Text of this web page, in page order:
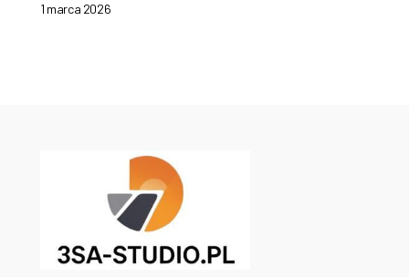
1 marca 2026